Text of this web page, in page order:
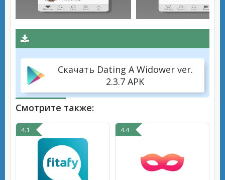
Скачать Dating A Widower ver.
2.3.7 APK
Смотрите также:
4.1 4.4